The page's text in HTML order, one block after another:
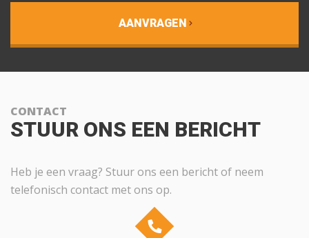
AANVRAGEN
CONTACT
STUUR ONS EEN BERICHT
Heb je een vraag? Stuur ons een bericht of neem
telefonisch contact met ons op.